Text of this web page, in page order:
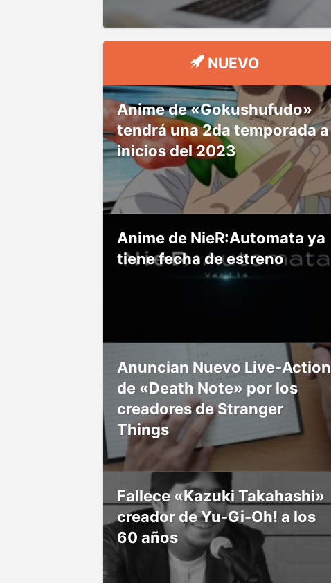
NUEVO
Anime de «Gokushufudo»
tendrá una 2da temporada a
inicios del 2023
Anime de NieR:Automata ya
tiene fecha de estreno
Anuncian Nuevo Live-Action
de «Death Note» por los
creadores de Stranger
Things
Fallece «Kazuki Takahashi»
creador de Yu-Gi-Oh! a los
60 años